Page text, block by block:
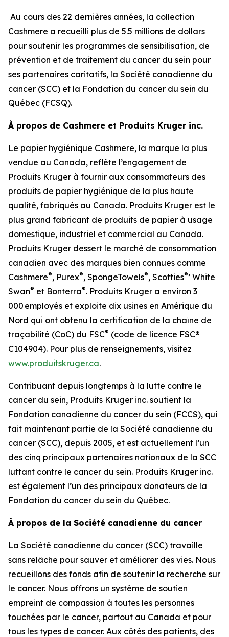
Au cours des 22 dernières années, la collection
Cashmere a recueilli plus de 5.5 millions de dollars
pour soutenir les programmes de sensibilisation, de
prévention et de traitement du cancer du sein pour
ses partenaires caritatifs, la Société canadienne du
cancer (SCC) et la Fondation du cancer du sein du
Québec (FCSQ).
À propos de Cashmere et Produits Kruger inc.
Le papier hygiénique Cashmere, la marque la plus
vendue au Canada, reflète l’engagement de
Produits Kruger à fournir aux consommateurs des
produits de papier hygiénique de la plus haute
qualité, fabriqués au Canada. Produits Kruger est le
plus grand fabricant de produits de papier à usage
domestique, industriel et commercial au Canada.
Produits Kruger dessert le marché de consommation
canadien avec des marques bien connues comme
Cashmere®, Purex®, SpongeTowels®, Scotties®’ White
Swan® et Bonterra®. Produits Kruger a environ 3
000 employés et exploite dix usines en Amérique du
Nord qui ont obtenu la certification de la chaîne de
traçabilité (CoC) du FSC® (code de licence FSC®
C104904). Pour plus de renseignements, visitez
www.produitskruger.ca.
Contribuant depuis longtemps à la lutte contre le
cancer du sein, Produits Kruger inc. soutient la
Fondation canadienne du cancer du sein (FCCS), qui
fait maintenant partie de la Société canadienne du
cancer (SCC), depuis 2005, et est actuellement l’un
des cinq principaux partenaires nationaux de la SCC
luttant contre le cancer du sein. Produits Kruger inc.
est également l’un des principaux donateurs de la
Fondation du cancer du sein du Québec.
À propos de la Société canadienne du cancer
La Société canadienne du cancer (SCC) travaille
sans relâche pour sauver et améliorer des vies. Nous
recueillons des fonds afin de soutenir la recherche sur
le cancer. Nous offrons un système de soutien
empreint de compassion à toutes les personnes
touchées par le cancer, partout au Canada et pour
tous les types de cancer. Aux côtés des patients, des